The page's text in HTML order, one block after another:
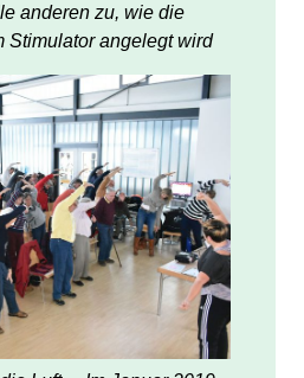
anderen zu, wie die
Stimulator angelegt wird